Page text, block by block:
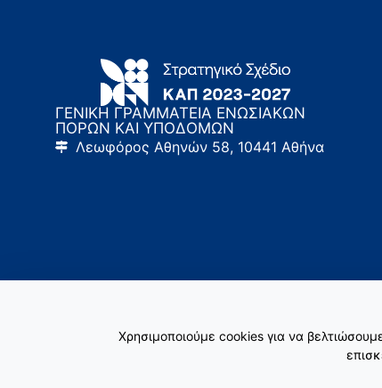
ΓΕΝΙΚΗ ΓΡΑΜΜΑΤΕΙΑ ΕΝΩΣΙΑΚΩΝ
ΠΟΡΩΝ ΚΑΙ ΥΠΟΔΟΜΩΝ
Λεωφόρος Αθηνών 58, 10441 Αθήνα
Χρησιμοποιούμε cookies για να